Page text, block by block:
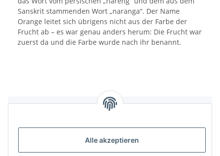
Alle akzeptieren
Sanskrit stammenden Wort „naranga“. Der Name
Orange leitet sich übrigens nicht aus der Farbe der
Frucht ab – es war genau anders herum: Die Frucht war
zuerst da und die Farbe wurde nach ihr benannt.